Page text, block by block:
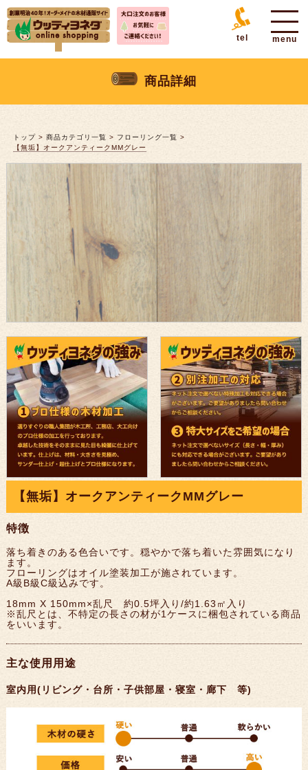
tel
商品詳細
トップ > 商品カテゴリ一覧 > フローリング一覧 >
【無垢】オークアンティークMMグレー
【無垢】オークアンティークMMグレー
特徴
落ち着きのある色合いです。穏やかで落ち着いた雰囲気になり
ます。
フローリングはオイル塗装加工が施されています。
A級B級C級込みです。
18mm X 150mm×乱尺 約0.5坪入り/約1.63㎡入り
※乱尺とは、不特定の長さの材が1ケースに梱包されている商品
をいいます。
主な使用用途
室内用(リビング・台所・子供部屋・寝室・廊下 等)